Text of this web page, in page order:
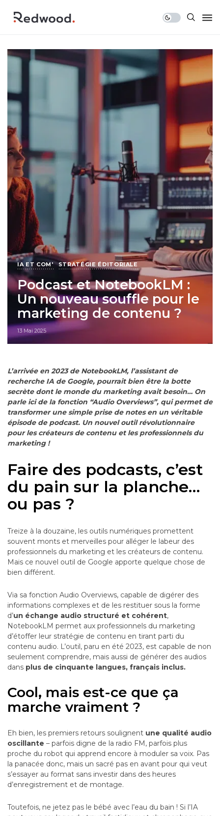
IA ET COM' STRATÉGIE ÉDITORIALE
Podcast et NotebookLM :
Un nouveau souffle pour le
marketing de contenu ?
13 Mai 2025
L’arrivée en 2023 de NotebookLM, l’assistant de
recherche IA de Google, pourrait bien être la botte
secrète dont le monde du marketing avait besoin… On
parle ici de la fonction “Audio Overviews”, qui permet de
transformer une simple prise de notes en un véritable
épisode de podcast. Un nouvel outil révolutionnaire
pour les créateurs de contenu et les professionnels du
marketing !
Faire des podcasts, c’est
du pain sur la planche…
ou pas ?
Treize à la douzaine, les outils numériques promettent
souvent monts et merveilles pour alléger le labeur des
professionnels du marketing et les créateurs de contenu.
Mais ce nouvel outil de Google apporte quelque chose de
bien différent.
Via sa fonction Audio Overviews, capable de digérer des
informations complexes et de les restituer sous la forme
d’un échange audio structuré et cohérent,
NotebookLM permet aux professionnels du marketing
d’étoffer leur stratégie de contenu en tirant parti du
contenu audio. L’outil, paru en été 2023, est capable de non
seulement comprendre, mais aussi de générer des audios
dans plus de cinquante langues, français inclus.
Cool, mais est-ce que ça
marche vraiment ?
Eh bien, les premiers retours soulignent une qualité audio
oscillante – parfois digne de la radio FM, parfois plus
proche du robot qui apprend encore à moduler sa voix. Pas
la panacée donc, mais un sacré pas en avant pour qui veut
s’essayer au format sans investir dans des heures
d’enregistrement et de montage.
Toutefois, ne jetez pas le bébé avec l’eau du bain ! Si l’IA